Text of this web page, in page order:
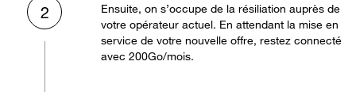
2
Ensuite, on s’occupe de la résiliation auprès de
votre opérateur actuel. En attendant la mise en
service de votre nouvelle offre, restez connecté
avec 200Go/mois.